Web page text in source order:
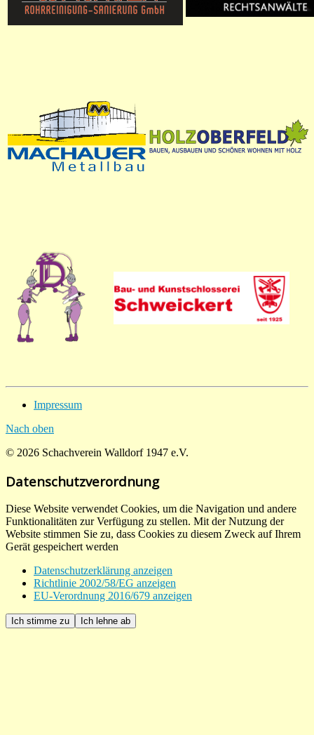
Impressum
Nach oben
© 2026 Schachverein Walldorf 1947 e.V.
Datenschutzverordnung
Diese Website verwendet Cookies, um die Navigation und andere
Funktionalitäten zur Verfügung zu stellen. Mit der Nutzung der
Website stimmen Sie zu, dass Cookies zu diesem Zweck auf Ihrem
Gerät gespeichert werden
Datenschutzerklärung anzeigen
Richtlinie 2002/58/EG anzeigen
EU-Verordnung 2016/679 anzeigen
Ich stimme zu Ich lehne ab